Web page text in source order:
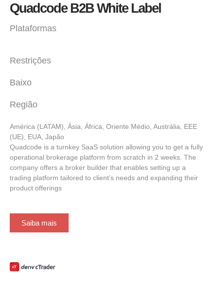
Quadcode B2B White Label
Plataformas
Restrições
Baixo
Região
América (LATAM), Ásia, África, Oriente Médio, Austrália, EEE
(UE), EUA, Japão
Quadcode is a turnkey SaaS solution allowing you to get a fully
operational brokerage platform from scratch in 2 weeks. The
company offers a broker builder that enables setting up a
trading platform tailored to client’s needs and expanding their
product offerings
Saiba mais